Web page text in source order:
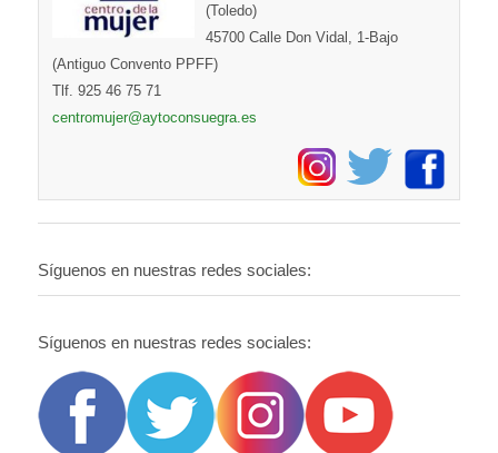
(Toledo)
45700 Calle Don Vidal, 1-Bajo
(Antiguo Convento PPFF)
Tlf. 925 46 75 71
centromujer@aytoconsuegra.es
Síguenos en nuestras redes sociales:
Síguenos en nuestras redes sociales: